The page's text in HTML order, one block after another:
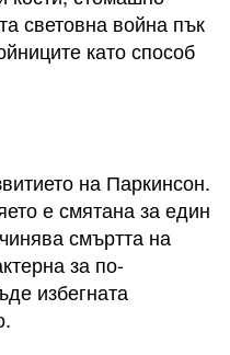
световна война пък
като способ
на Паркинсон.
е смятана за един
смъртта на
за по-
избегната